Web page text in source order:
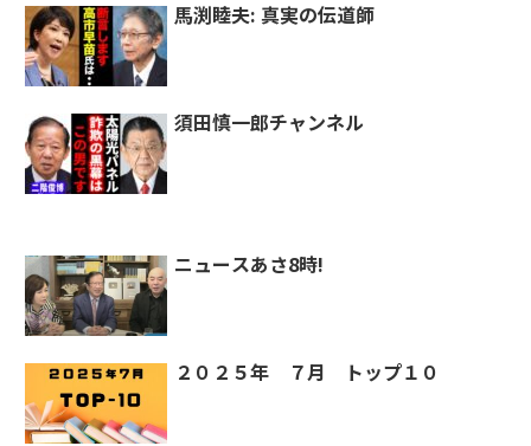
馬渕睦夫: 真実の伝道師
須田慎一郎チャンネル
ニュースあさ8時!
２０２５年 ７月 トップ１０